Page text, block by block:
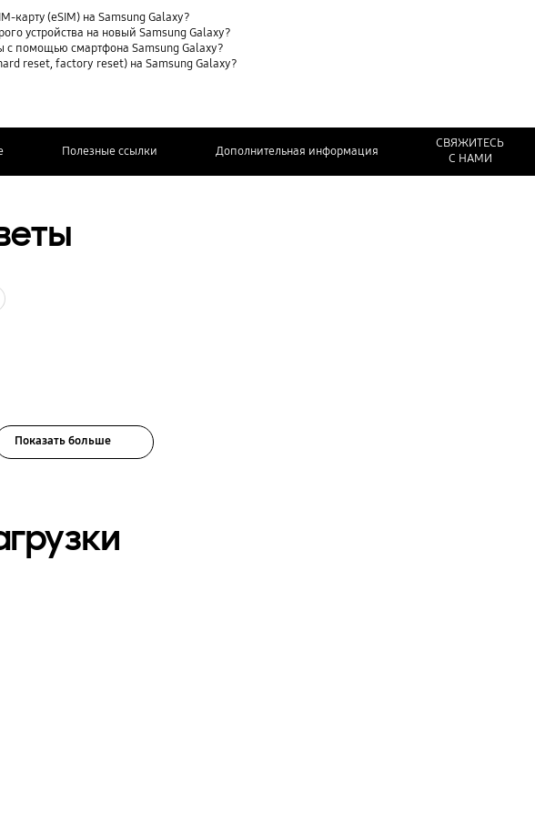
карту (eSIM) на Samsung Galaxy?
устройства на новый Samsung Galaxy?
с помощью смартфона Samsung Galaxy?
reset, factory reset) на Samsung Galaxy?
Полезные ссылки Дополнительная информация
СВЯЖИТЕСЬ
С НАМИ
Показать больше